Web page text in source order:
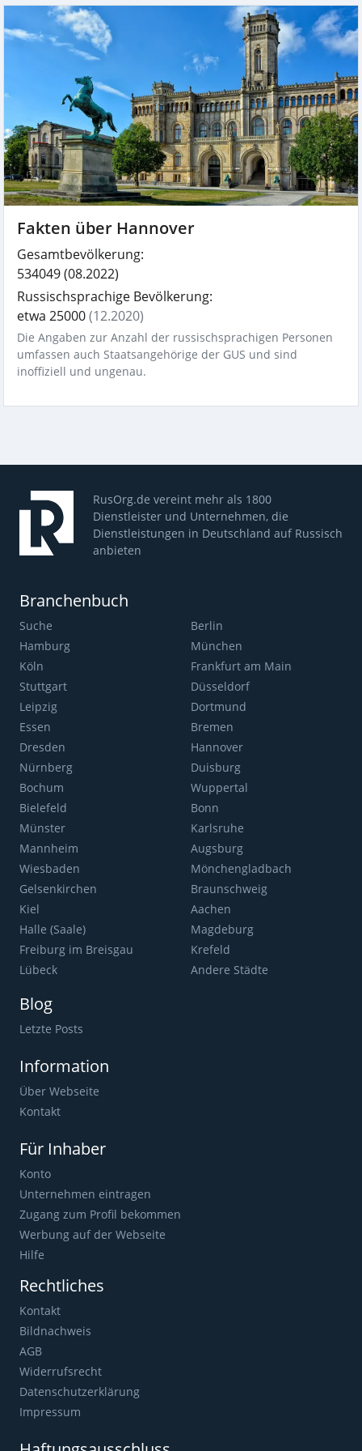
Fakten über Hannover
Gesamtbevölkerung:
534049(08.2022)
Russischsprachige Bevölkerung:
etwa 25000(12.2020)
Die Angaben zur Anzahl der russischsprachigen Personen
umfassen auch Staatsangehörige der GUS und sind
inoffiziell und ungenau.
RusOrg.de vereint mehr als 1800
Dienstleister und Unternehmen, die
Dienstleistungen in Deutschland auf Russisch
anbieten
Branchenbuch
Suche
Berlin
Hamburg
München
Köln
Frankfurt am Main
Stuttgart
Düsseldorf
Leipzig
Dortmund
Essen
Bremen
Dresden
Hannover
Nürnberg
Duisburg
Bochum
Wuppertal
Bielefeld
Bonn
Münster
Karlsruhe
Mannheim
Augsburg
Wiesbaden
Mönchengladbach
Gelsenkirchen
Braunschweig
Kiel
Aachen
Halle (Saale)
Magdeburg
Freiburg im Breisgau
Krefeld
Lübeck
Andere Städte
Blog
Letzte Posts
Information
Über Webseite
Kontakt
Für Inhaber
Konto
Unternehmen eintragen
Zugang zum Profil bekommen
Werbung auf der Webseite
Hilfe
Rechtliches
Kontakt
Bildnachweis
AGB
Widerrufsrecht
Datenschutzerklärung
Impressum